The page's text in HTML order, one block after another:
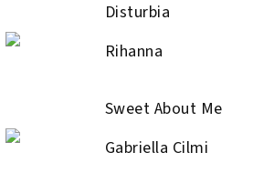
Disturbia
Rihanna
Sweet About Me
Gabriella Cilmi